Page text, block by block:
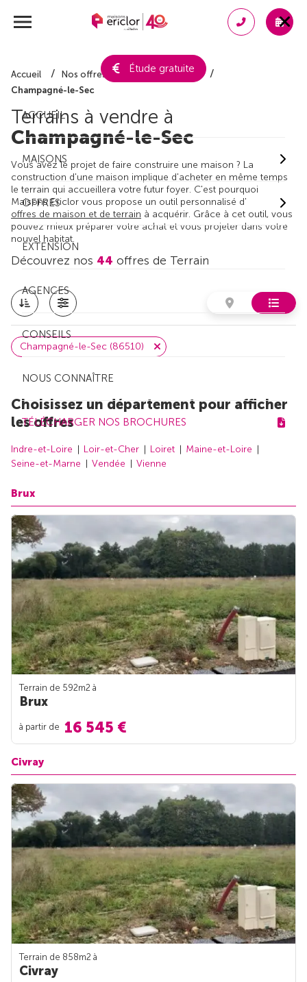
Étude gratuite
ACCUEIL
MAISONS
OFFRES
EXTENSION
AGENCES
CONSEILS
NOUS CONNAÎTRE
TÉLÉCHARGER NOS BROCHURES
Accueil Nos offres de terrain
Vienne
Champagné-le-Sec
Terrains à vendre à
Champagné-le-Sec
Vous avez le projet de faire construire une maison ? La
construction d'une maison implique d'acheter en même temps
le terrain qui accueillera votre futur foyer. C'est pourquoi
Maisons Ericlor vous propose un outil personnalisé d'
offres de maison et de terrain à acquérir. Grâce à cet outil, vous
pouvez mieux préparer votre achat et vous projeter dans votre
nouvel habitat.
Découvrez nos 44 offres de Terrain
Champagné-le-Sec (86510)
Choisissez un département pour afficher
les offres
Indre-et-Loire Loir-et-Cher Loiret
Maine-et-Loire
Seine-et-Marne
Vendée Vienne
Brux
Terrain de 592m2 à
Brux
à partir de 16 545 €
Civray
Terrain de 858m2 à
Civray